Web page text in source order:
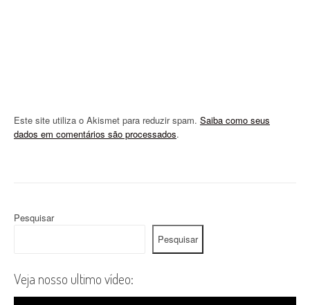
Este site utiliza o Akismet para reduzir spam. Saiba como seus
dados em comentários são processados.
Pesquisar
Pesquisar
Veja nosso ultimo vídeo: